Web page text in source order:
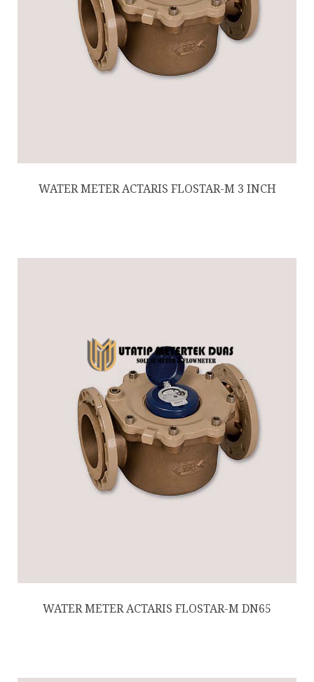
WATER METER ACTARIS FLOSTAR-M 3 INCH
WATER METER ACTARIS FLOSTAR-M DN65